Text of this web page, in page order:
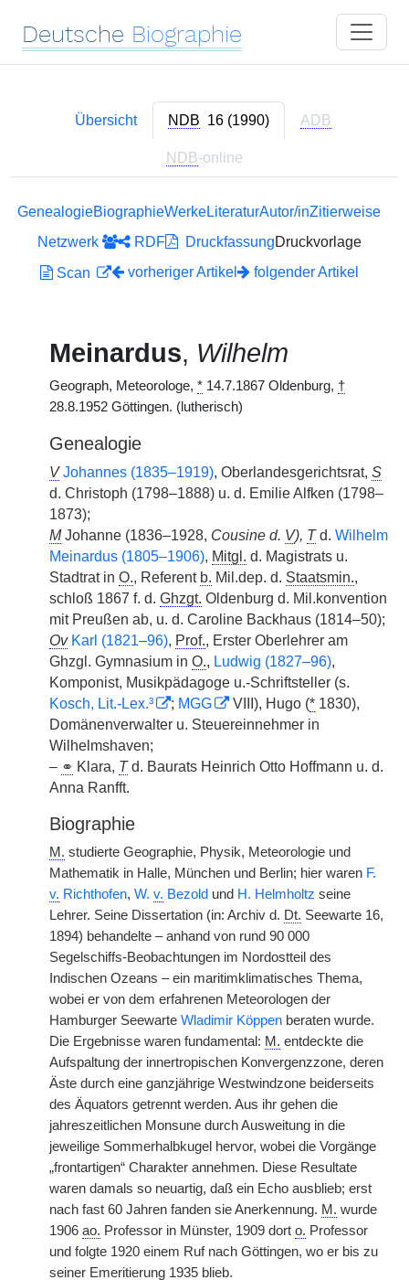
Deutsche Biographie
Übersicht NDB 16 (1990) ADB
NDB-online
GenealogieBiographieWerkeLiteraturAutor/inZitierweise
Netzwerk
RDF DruckfassungDruckvorlage
Scan
vorheriger Artikel folgender Artikel
Meinardus, Wilhelm
Geograph, Meteorologe, * 14.7.1867 Oldenburg, †
28.8.1952 Göttingen. (lutherisch)
Genealogie
V Johannes (1835–1919), Oberlandesgerichtsrat, S
d. Christoph (1798–1888) u. d. Emilie Alfken (1798–
1873);
MJohanne (1836–1928, Cousine d. V), Td. Wilhelm
Meinardus (1805–1906), Mitgl. d. Magistrats u.
Stadtrat in O., Referent b. Mil.dep. d. Staatsmin.,
schloß 1867 f. d. Ghzgt. Oldenburg d. Mil.konvention
mit Preußen ab, u. d. Caroline Backhaus (1814–50);
Ov Karl (1821–96), Prof., Erster Oberlehrer am
Ghzgl. Gymnasium in O., Ludwig (1827–96),
Komponist, Musikpädagoge u.-Schriftsteller (s.
Kosch, Lit.-Lex.³
; MGG VIII), Hugo (* 1830),
Domänenverwalter u. Steuereinnehmer in
Wilhelmshaven;
– ⚭ Klara, Td. Baurats Heinrich Otto Hoffmann u. d.
Anna Ranfft.
Biographie
M. studierte Geographie, Physik, Meteorologie und
Mathematik in Halle, München und Berlin; hier waren F.
v. Richthofen, W. v. Bezold und H. Helmholtz seine
Lehrer. Seine Dissertation (in: Archiv d. Dt. Seewarte 16,
1894) behandelte – anhand von rund 90 000
Segelschiffs-Beobachtungen im Nordostteil des
Indischen Ozeans – ein maritimklimatisches Thema,
wobei er von dem erfahrenen Meteorologen der
Hamburger Seewarte Wladimir Köppen beraten wurde.
Die Ergebnisse waren fundamental: M. entdeckte die
Aufspaltung der innertropischen Konvergenzzone, deren
Äste durch eine ganzjährige Westwindzone beiderseits
des Äquators getrennt werden. Aus ihr gehen die
jahreszeitlichen Monsune durch Ausweitung in die
jeweilige Sommerhalbkugel hervor, wobei die Vorgänge
„frontartigen“ Charakter annehmen. Diese Resultate
waren damals so neuartig, daß ein Echo ausblieb; erst
nach fast 60 Jahren fanden sie Anerkennung. M. wurde
1906 ao. Professor in Münster, 1909 dort o. Professor
und folgte 1920 einem Ruf nach Göttingen, wo er bis zu
seiner Emeritierung 1935 blieb.